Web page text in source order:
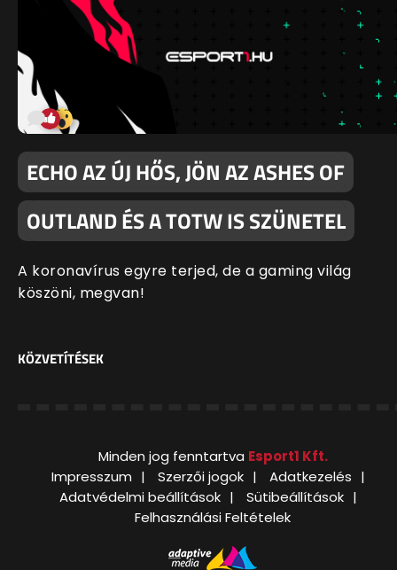
ECHO AZ ÚJ HŐS, JÖN AZ ASHES OF
OUTLAND ÉS A TOTW IS SZÜNETEL
A koronavírus egyre terjed, de a gaming világ
köszöni, megvan!
KÖZVETÍTÉSEK
Minden jog fenntartva Esport1 Kft.
Impresszum
Szerzői jogok
Adatkezelés
Adatvédelmi beállítások
Sütibeállítások
Felhasználási Feltételek